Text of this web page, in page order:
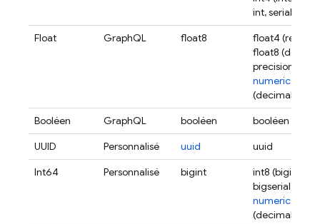
int, serial)
Float
GraphQL float8
float4 (real)
float8 (double
precision)
numeric
(decimal)
Booléen
GraphQL booléen
booléen
UUID
Personnalisé uuid
uuid
Int64
Personnalisé bigint
int8 (bigint,
bigserial)
numeric
(decimal)